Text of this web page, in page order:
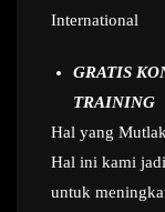
International
GRATIS
TRAINING
Hal yang
Hal ini kami
untuk